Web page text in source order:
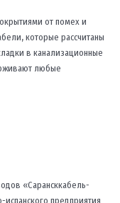
от помех и
которые рассчитаны
в канализационные
любые
«Сарансккабель-